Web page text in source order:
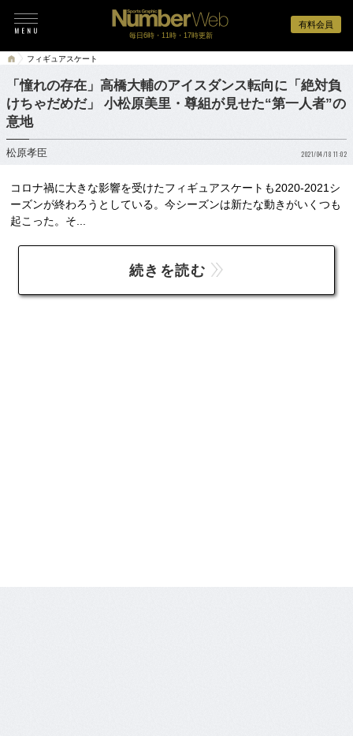
有料会員
毎日6時・11時・17時更新
フィギュアスケート
「憧れの存在」高橋大輔のアイスダンス転向に「絶対負
けちゃだめだ」 小松原美里・尊組が見せた“第一人者”の
意地
松原孝臣 2021/04/18 11:02
コロナ禍に大きな影響を受けたフィギュアスケートも2020-2021シ
ーズンが終わろうとしている。今シーズンは新たな動きがいくつも
起こった。そ...
続きを読む